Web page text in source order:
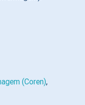
(Coren),